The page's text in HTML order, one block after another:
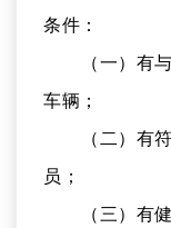
条件：
（一）有
车辆；
（二）有
员；
（三）有